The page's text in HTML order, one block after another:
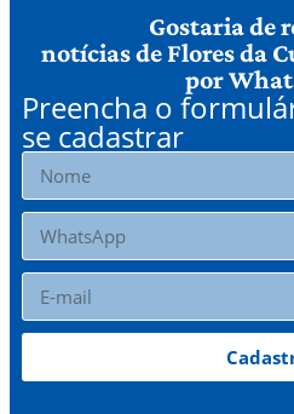
Gostaria de
notícias de Flores da
por
Preencha o
se cadastrar